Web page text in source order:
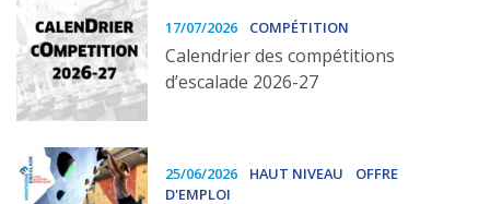
17/07/2026 COMPÉTITION
Calendrier des compétitions
d’escalade 2026-27
25/06/2026 HAUT NIVEAU
OFFRE
D'EMPLOI